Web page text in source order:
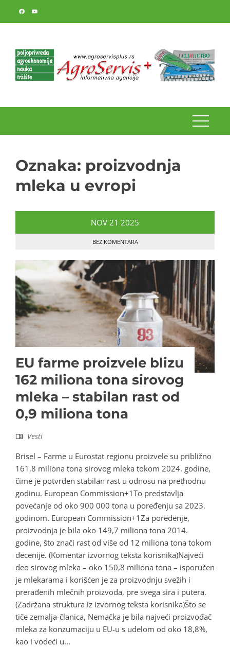
Oznaka: proizvodnja
mleka u evropi
NOV 21 2025
BEZ KOMENTARA
EU farme proizvele blizu
162 miliona tona sirovog
mleka – stabilan rast od
0,9 miliona tona
Vesti
Brisel – Farme u Eurostat regionu proizvele su približno
161,8 miliona tona sirovog mleka tokom 2024. godine,
čime je potvrđen stabilan rast u odnosu na prethodnu
godinu. European Commission+1To predstavlja
povećanje od oko 900 000 tona u poređenju sa 2023.
godinom. European Commission+1Za poređenje,
proizvodnja je bila oko 149,7 miliona tona 2014.
godine, što znači rast od više od 12 miliona tona tokom
decenije. (Komentar izvornog teksta korisnika)Najveći
deo sirovog mleka – oko 150,8 miliona tona – isporučen
je mlekarama i korišćen je za proizvodnju svežih i
prerađenih mlečnih proizvoda, pre svega sira i putera.
(Zadržana struktura iz izvornog teksta korisnika)Što se
tiče zemalja-članica, Nemačka je bila najveći proizvođač
mleka za konzumaciju u EU-u s udelom od oko 18,8%,
kao i vodeći u...